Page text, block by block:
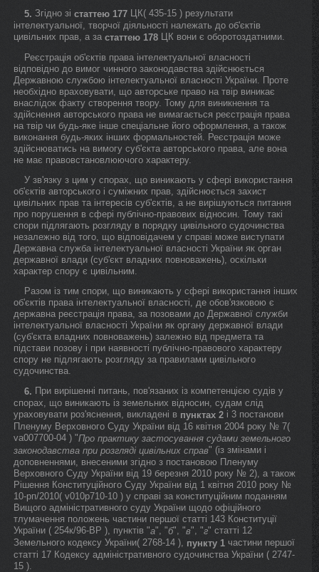
5. Згідно зі статтею 177 ЦК( 435-15 ) результати
інтелектуальної, творчої діяльності належать до об'єктів
цивільних прав, а за статтею 178 ЦК вони є оборотоздатними.
Реєстрація об'єктів права інтелектуальної власності
відповідно до вимог чинного законодавства здійснюється
Державною службою інтелектуальної власності України. Проте
необхідно враховувати, що авторське право на твір виникає
внаслідок факту створення твору. Тому для виникнення та
здійснення авторського права не вимагається реєстрація права
на твір чи будь-яке інше спеціальне його оформлення, а також
виконання будь-яких інших формальностей. Реєстрація може
здійснюватись на вимогу суб'єкта авторського права, але вона
не має правовстановлюючого характеру.
У зв'язку з цим у спорах, що виникають у сфері використання
об'єктів авторського і суміжних прав, здійснюється захист
цивільних прав та інтересів суб'єктів, а не вирішуються питання
про порушення в сфері публічно-правових відносин. Тому такі
спори підлягають розгляду в порядку цивільного судочинства
незалежно від того, що відповідачем у справі може виступати
Державна служба інтелектуальної власності України як орган
державної влади (суб'єкт владних повноважень), оскільки
характер спору є цивільним.
Разом із тим спори, що виникають у сфері використання інших
об'єктів права інтелектуальної власності, де обов'язковою є
державна реєстрація права, за позовами до Державної служби
інтелектуальної власності України як органу державної влади
(суб'єкта владних повноважень) залежно від предмета та
підстави позову і при наявності публічно-правового характеру
спору не підлягають розгляду за правилами цивільного
судочинства.
6. При вирішенні питань, пов'язаних із компетенцією судів у
спорах, що виникають із земельних відносин, судам слід
ураховувати роз'яснення, викладені в пунктах 2 і 3 постанови
Пленуму Верховного Суду України від 16 квітня 2004 року № 7(
va007700-04 ) "Про практику застосування судами земельного
законодавства при розгляді цивільних справ" (із змінами і
доповненнями, внесеними згідно з постановою Пленуму
Верховного Суду України від 19 березня 2010 року № 2), а також
Рішення Конституційного Суду України від 1 квітня 2010 року №
10-рп/2010( v010p710-10 ) у справі за конституційним поданням
Вищого адміністративного суду України щодо офіційного
тлумачення положень частини першої статті 143 Конституції
України ( 254к/96-ВР ), пунктів "а", "б", "в", "г" статті 12
Земельного кодексу України( 2768-14 ), пункту 1 частини першої
статті 17 Кодексу адміністративного судочинства України ( 2747-
15 ).